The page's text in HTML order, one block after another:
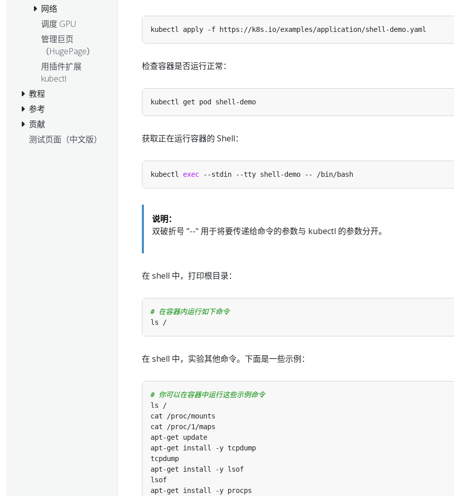
网络
调度 GPU
管理巨页
（HugePage）
用插件扩展
kubectl
教程
参考
贡献
测试页面（中文版）
检查容器是否运行正常：
获取正在运行容器的 Shell：
kubectl exec
说明：
双破折号 "--" 用于将要传递给命令的参数与 kubectl 的参数分开。
在 shell 中，打印根目录：
# 在容器内运行如下命令
在 shell 中，实验其他命令。下面是一些示例：
# 你可以在容器中运行这些示例命令